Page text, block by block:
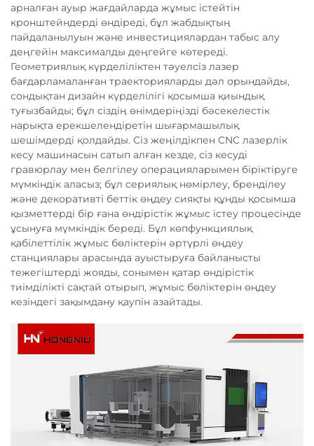
арналған ауыр жағдайларда жұмыс істейтін
кронштейндерді өндіреді, бұл жабдықтың
пайдаланылуын және инвестициялардан табыс алу
деңгейін максималды деңгейге көтереді.
Геометриялық күрделіліктен тәуелсіз лазер
бағдарламаланған траекторияларды дәл орындайды,
сондықтан дизайн күрделілігі қосымша қиындық
туғызбайды; бұл сіздің өнімдеріңізді бәсекелестік
нарықта ерекшелендіретін шығармашылық
шешімдерді қолдайды. Сіз жеңілдікпен CNC лазерлік
кесу машинасын сатып алған кезде, сіз кесуді
гравюрлау мен белгілеу операцияларымен біріктіруге
мүмкіндік аласыз; бұл сериялық нөмірлеу, бренділеу
және декоративті беттік өңдеу сияқты құнды қосымша
қызметтерді бір ғана өндірістік жұмыс істеу процесінде
ұсынуға мүмкіндік береді. Бұл көпфункциялық
қабілеттілік жұмыс бөліктерін әртүрлі өңдеу
станциялары арасында ауыстыруға байланысты
тежегіштерді жояды, сонымен қатар өндірістік
тиімділікті сақтай отырып, жұмыс бөліктерін өңдеу
кезіндегі зақымдану қаупін азайтады.